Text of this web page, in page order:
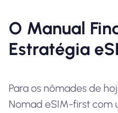
O Manual
Estratégia
Para os nômades de
Nomad eSIM-first com